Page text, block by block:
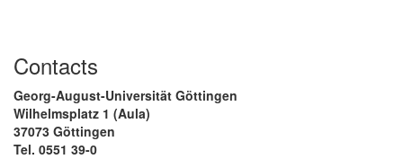
Contacts
Georg-August-Universität Göttingen
Wilhelmsplatz 1 (Aula)
37073 Göttingen
Tel. 0551 39-0